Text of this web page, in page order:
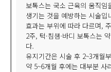
보톡스는 국소 근육의 움직임
생기는 것을 예방하는 시술입
효과는 부위에 따라 다르며,
2주, 턱·침샘·바디 보톡스는
다.
유지기간은 시술 후 2~3개월
약 5~6개월 후에는 대부분 사